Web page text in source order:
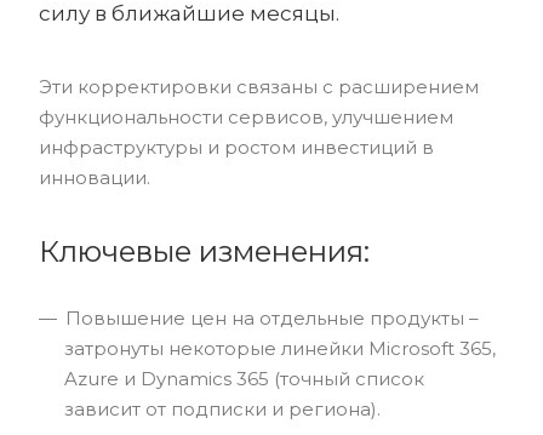
силу в ближайшие месяцы.
Эти корректировки связаны с расширением
функциональности сервисов, улучшением
инфраструктуры и ростом инвестиций в
инновации.
Ключевые изменения:
Повышение цен на отдельные продукты –
затронуты некоторые линейки Microsoft 365,
Azure и Dynamics 365 (точный список
зависит от подписки и региона).